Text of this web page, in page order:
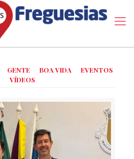
GENTE BOA VIDA
EVENTOS
VÍDEOS